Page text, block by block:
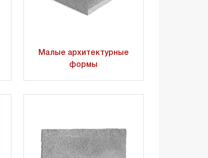
Малые архитектурные
формы